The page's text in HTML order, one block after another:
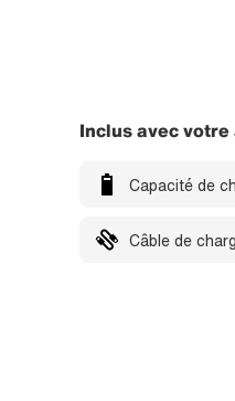
Inclus avec
Capacité de
Câble de